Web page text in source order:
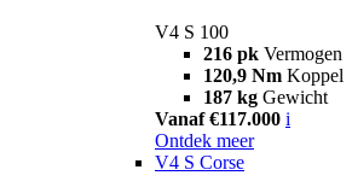
V4 S 100
216 pk Vermogen
120,9 Nm Koppel
187 kg Gewicht
Vanaf €117.000 i
Ontdek meer
V4 S Corse